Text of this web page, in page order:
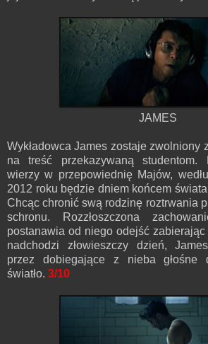
JAMES
Wykładowca James zostaje zwolniony
na treść przekazywaną studentom.
wierzy w przepowiednię Majów,
2012 roku będzie dniem końcem
Chcąc chronić swą rodzinę roztrwania
schronu. Rozzłoszczona
postanawia od niego odejść
nadchodzi złowieszczy dzień,
przez dobiegające z nieba głośne
światło. 3/10